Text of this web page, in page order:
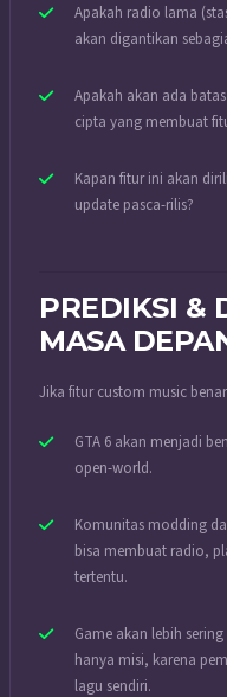
Apakah radio lama
akan digantikan
Apakah akan ada
cipta yang membuat
Kapan fitur ini akan
update pasca-rilis?
PREDIKSI &
MASA
Jika fitur custom music
GTA 6 akan menjadi
open-world.
Komunitas modding
bisa membuat radio,
tertentu.
Game akan lebih
hanya misi, karena
lagu sendiri.